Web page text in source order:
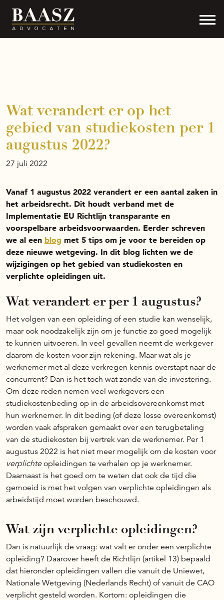
Ga naar de inhoud
Wat verandert er op het
gebied van studiekosten per 1
augustus 2022?
27 juli 2022
Vanaf 1 augustus 2022 verandert er een aantal zaken in
het arbeidsrecht. Dit houdt verband met de
Implementatie EU Richtlijn transparante en
voorspelbare arbeidsvoorwaarden. Eerder schreven
we al een blog met 5 tips om je voor te bereiden op
deze nieuwe wetgeving. In dit blog lichten we de
wijzigingen op het gebied van studiekosten en
verplichte opleidingen uit.
Wat verandert er per 1 augustus?
Het volgen van een opleiding of een studie kan wenselijk,
maar ook noodzakelijk zijn om je functie zo goed mogelijk
te kunnen uitvoeren. In veel gevallen neemt de werkgever
daarom de kosten voor zijn rekening. Maar wat als je
werknemer met al deze verkregen kennis overstapt naar de
concurrent? Dan is het toch wat zonde van de investering.
Om deze reden nemen veel werkgevers een
studiekostenbeding op in de arbeidsovereenkomst met
hun werknemer. In dit beding (of deze losse overeenkomst)
worden vaak afspraken gemaakt over een terugbetaling
van de studiekosten bij vertrek van de werknemer. Per 1
augustus 2022 is het niet meer mogelijk om de kosten voor
verplichteopleidingen te verhalen op je werknemer.
Daarnaast is het goed om te weten dat ook de tijd die
gemoeid is met het volgen van verplichte opleidingen als
arbeidstijd moet worden beschouwd.
Wat zijn verplichte opleidingen?
Dan is natuurlijk de vraag: wat valt er onder een verplichte
opleiding? Daarover heeft de Richtlijn (artikel 13) bepaald
dat hieronder opleidingen vallen die vanuit de Uniewet,
Nationale Wetgeving (Nederlands Recht) of vanuit de CAO
verplicht gesteld worden. Kortom: opleidingen die